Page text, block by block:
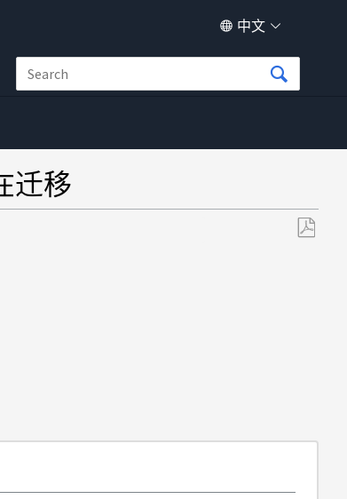
中文
迁移